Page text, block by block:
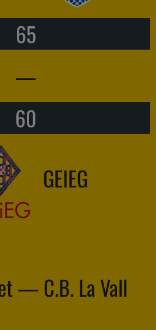
65
—
60
GEIEG
— C.B. La Vall